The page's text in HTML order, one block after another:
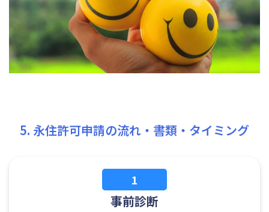
5. 永住許可申請の流れ・書類・タイミング
1
事前診断